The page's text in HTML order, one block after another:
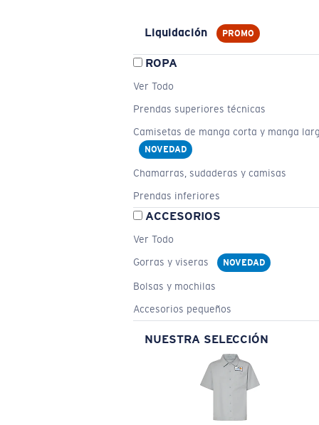
Liquidación PROMO
ROPA
Ver Todo
Prendas superiores técnicas
Camisetas de manga corta y manga
NOVEDAD
Chamarras, sudaderas y camisas
Prendas inferiores
ACCESORIOS
Ver Todo
Gorras y viseras
NOVEDAD
Bolsas y mochilas
Accesorios pequeños
NUESTRA SELECCIÓN